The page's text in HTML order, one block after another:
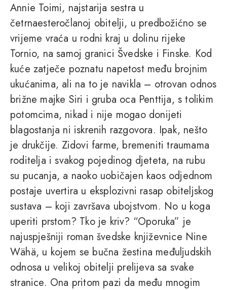
Annie Toimi, najstarija sestra u
četrnaesteročlanoj obitelji, u predbožićno se
vrijeme vraća u rodni kraj u dolinu rijeke
Tornio, na samoj granici Švedske i Finske. Kod
kuće zatječe poznatu napetost među brojnim
ukućanima, ali na to je navikla – otrovan odnos
brižne majke Siri i gruba oca Penttija, s tolikim
potomcima, nikad i nije mogao donijeti
blagostanja ni iskrenih razgovora. Ipak, nešto
je drukčije. Zidovi farme, bremeniti traumama
roditelja i svakog pojedinog djeteta, na rubu
su pucanja, a naoko uobičajen kaos odjednom
postaje uvertira u eksplozivni rasap obiteljskog
sustava – koji završava ubojstvom. No u koga
uperiti prstom? Tko je kriv? “Oporuka” je
najuspješniji roman švedske književnice Nine
Wähä, u kojem se bučna žestina međuljudskih
odnosa u velikoj obitelji prelijeva sa svake
stranice. Ona pritom pazi da među mnogim